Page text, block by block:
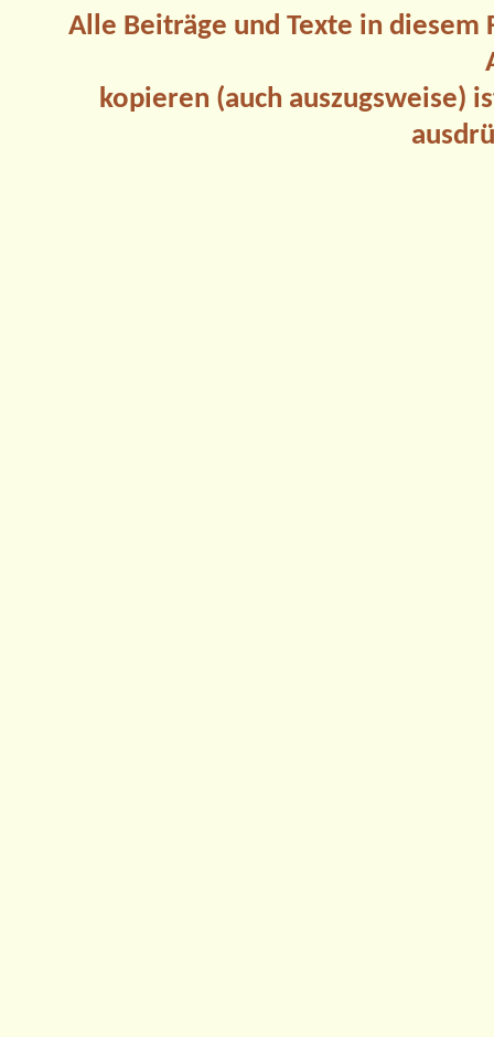
Alle Beiträge und Texte in
kopieren (auch auszugsweise)